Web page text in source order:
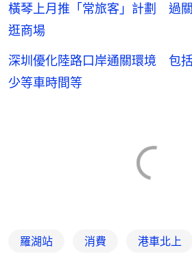
橫琴上月推「常旅客」計劃 過
逛商場
深圳優化陸路口岸通關環境 包
少等車時間等
羅湖站 消費 港車北上